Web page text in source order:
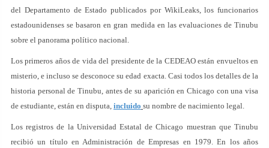
del Departamento de Estado publicados por WikiLeaks, los funcionarios
estadounidenses se basaron en gran medida en las evaluaciones de Tinubu
sobre el panorama político nacional.
Los primeros años de vida del presidente de la CEDEAO están envueltos en
misterio, e incluso se desconoce su edad exacta. Casi todos los detalles de la
historia personal de Tinubu, antes de su aparición en Chicago con una visa
de estudiante, están en disputa, incluido su nombre de nacimiento legal.
Los registros de la Universidad Estatal de Chicago muestran que Tinubu
recibió un título en Administración de Empresas en 1979. En los años